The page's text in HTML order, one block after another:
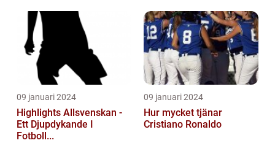
09 januari 2024
Highlights Allsvenskan -
Ett Djupdykande I
Fotboll...
09 januari 2024
Hur mycket tjänar
Cristiano Ronaldo